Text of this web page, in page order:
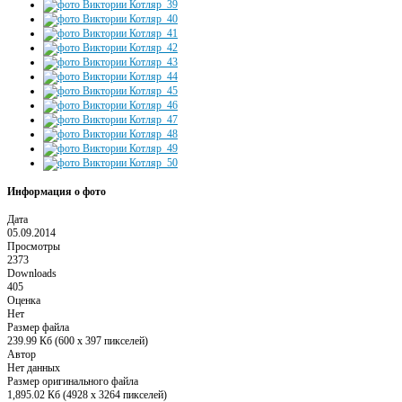
Информация о фото
Дата
05.09.2014
Просмотры
2373
Downloads
405
Оценка
Нет
Размер файла
239.99 Кб (600 x 397 пикселей)
Автор
Нет данных
Размер оригинального файла
1,895.02 Кб (4928 x 3264 пикселей)